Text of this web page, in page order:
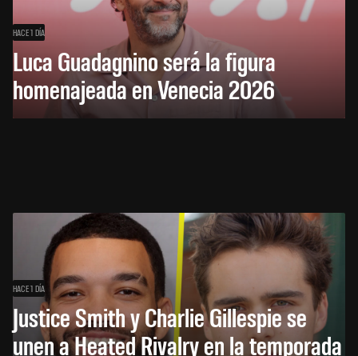
HACE 1 DÍA
Luca Guadagnino será la figura
homenajeada en Venecia 2026
HACE 1 DÍA
Justice Smith y Charlie Gillespie se
unen a Heated Rivalry en la temporada